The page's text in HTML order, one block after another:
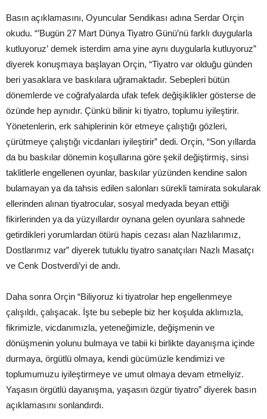
Basın açıklamasını, Oyuncular Sendikası adına Serdar Orçin
okudu. “’Bugün 27 Mart Dünya Tiyatro Günü’nü farklı duygularla
kutluyoruz’ demek isterdim ama yine aynı duygularla kutluyoruz”
diyerek konuşmaya başlayan Orçin, “Tiyatro var olduğu günden
beri yasaklara ve baskılara uğramaktadır. Sebepleri bütün
dönemlerde ve coğrafyalarda ufak tefek değişiklikler gösterse de
özünde hep aynıdır. Çünkü bilinir ki tiyatro, toplumu iyileştirir.
Yönetenlerin, erk sahiplerinin kör etmeye çalıştığı gözleri,
çürütmeye çalıştığı vicdanları iyileştirir” dedi. Orçin, “Son yıllarda
da bu baskılar dönemin koşullarına göre şekil değiştirmiş, sinsi
taklitlerle engellenen oyunlar, baskılar yüzünden kendine salon
bulamayan ya da tahsis edilen salonları sürekli tamirata sokularak
ellerinden alınan tiyatrocular, sosyal medyada beyan ettiği
fikirlerinden ya da yüzyıllardır oynana gelen oyunlara sahnede
getirdikleri yorumlardan ötürü hapis cezası alan Nazlılarımız,
Dostlarımız var” diyerek tutuklu tiyatro sanatçıları Nazlı Masatçı
ve Cenk Dostverdi’yi de andı.
Daha sonra Orçin “Biliyoruz ki tiyatrolar hep engellenmeye
çalışıldı, çalışacak. İşte bu sebeple biz her koşulda aklımızla,
fikrimizle, vicdanımızla, yeteneğimizle, değişmenin ve
dönüşmenin yolunu bulmaya ve tabii ki birlikte dayanışma içinde
durmaya, örgütlü olmaya, kendi gücümüzle kendimizi ve
toplumumuzu iyileştirmeye ve umut olmaya devam etmeliyiz.
Yaşasın örgütlü dayanışma, yaşasın özgür tiyatro” diyerek basın
açıklamasını sonlandırdı.